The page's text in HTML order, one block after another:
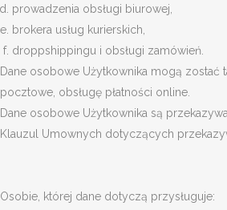
prowadzenia obsługi biurowej,
brokera usług kurierskich,
droppshippingu i obsługi zamówień.
Dane osobowe Użytkownika mogą
pocztowe, obsługę płatności online.
Dane osobowe Użytkownika są
Klauzul Umownych dotyczących
Osobie, której dane dotyczą przysługuje: